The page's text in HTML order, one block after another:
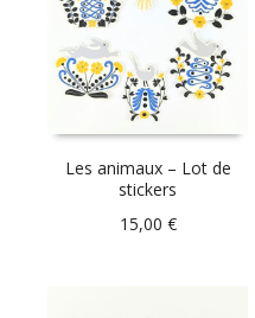
Les animaux – Lot de
stickers
15,00 €